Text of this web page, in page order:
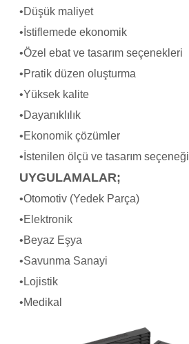
•Düşük maliyet
•İstiflemede ekonomik
•Özel ebat ve tasarım seçenekleri
•Pratik düzen oluşturma
•Yüksek kalite
•Dayanıklılık
•Ekonomik çözümler
•İstenilen ölçü ve tasarım seçeneği
UYGULAMALAR;
•Otomotiv (Yedek Parça)
•Elektronik
•Beyaz Eşya
•Savunma Sanayi
•Lojistik
•Medikal